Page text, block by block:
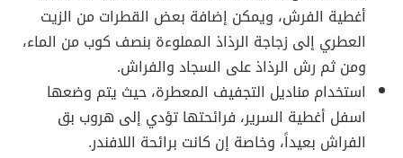
أغطية الفرش، ويمكن إضافة بعض القطرات من الزيت
العطري إلى زجاجة الرذاذ المملوءة بنصف كوب من الماء،
ومن ثم رش الرذاذ على السجاد والفراش.
استخدام مناديل التجفيف المعطرة، حيث يتم وضعها
اسفل أغطية السرير، فرائحتها تؤدي إلى هروب بق
الفراش بعيداً، وخاصة إن كانت برائحة اللافندر.